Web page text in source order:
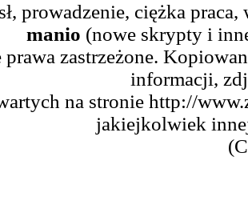
prowadzenie, ciężka
manio (nowe skrypty i
zastrzeżone.
informacji,
na stronie http://
jakiejkolwiek